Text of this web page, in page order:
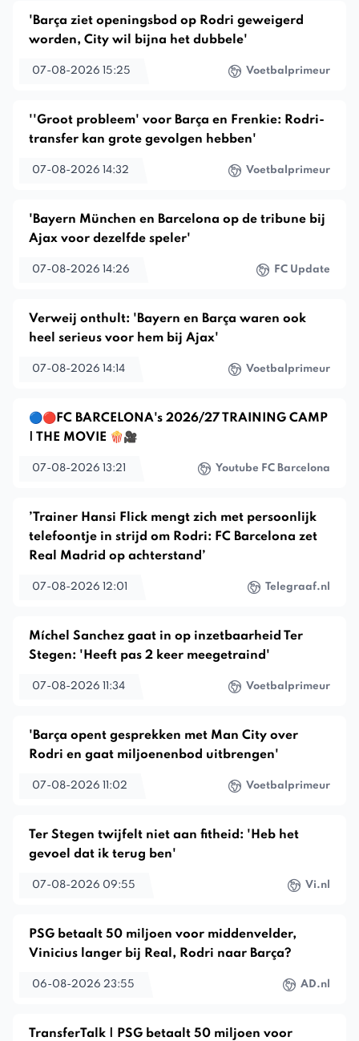
'Barça ziet openingsbod op Rodri geweigerd
worden, City wil bijna het dubbele'
07-08-2026 15:25 Voetbalprimeur
''Groot probleem' voor Barça en Frenkie: Rodri-
transfer kan grote gevolgen hebben'
07-08-2026 14:32 Voetbalprimeur
'Bayern München en Barcelona op de tribune bij
Ajax voor dezelfde speler'
07-08-2026 14:26 FC Update
Verweij onthult: 'Bayern en Barça waren ook
heel serieus voor hem bij Ajax'
07-08-2026 14:14 Voetbalprimeur
🔵🔴FC BARCELONA's 2026/27 TRAINING CAMP
| THE MOVIE 🍿🎥
07-08-2026 13:21 Youtube FC Barcelona
’Trainer Hansi Flick mengt zich met persoonlijk
telefoontje in strijd om Rodri: FC Barcelona zet
Real Madrid op achterstand’
07-08-2026 12:01 Telegraaf.nl
Míchel Sanchez gaat in op inzetbaarheid Ter
Stegen: 'Heeft pas 2 keer meegetraind'
07-08-2026 11:34 Voetbalprimeur
'Barça opent gesprekken met Man City over
Rodri en gaat miljoenenbod uitbrengen'
07-08-2026 11:02 Voetbalprimeur
Ter Stegen twijfelt niet aan fitheid: 'Heb het
gevoel dat ik terug ben'
07-08-2026 09:55 Vi.nl
PSG betaalt 50 miljoen voor middenvelder,
Vinicius langer bij Real, Rodri naar Barça?
06-08-2026 23:55 AD.nl
TransferTalk | PSG betaalt 50 miljoen voor